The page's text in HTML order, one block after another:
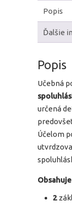
Popis
Ďalšie
Popis
Učebná
určená
Účelom
2